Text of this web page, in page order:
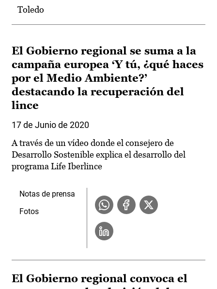
Toledo
El Gobierno regional se suma a la
campaña europea ‘Y tú, ¿qué haces
por el Medio Ambiente?’
destacando la recuperación del
lince
17 de Junio de 2020
A través de un vídeo donde el consejero de
Desarrollo Sostenible explica el desarrollo del
programa Life Iberlince
Notas de prensa
Fotos
El Gobierno regional convoca el